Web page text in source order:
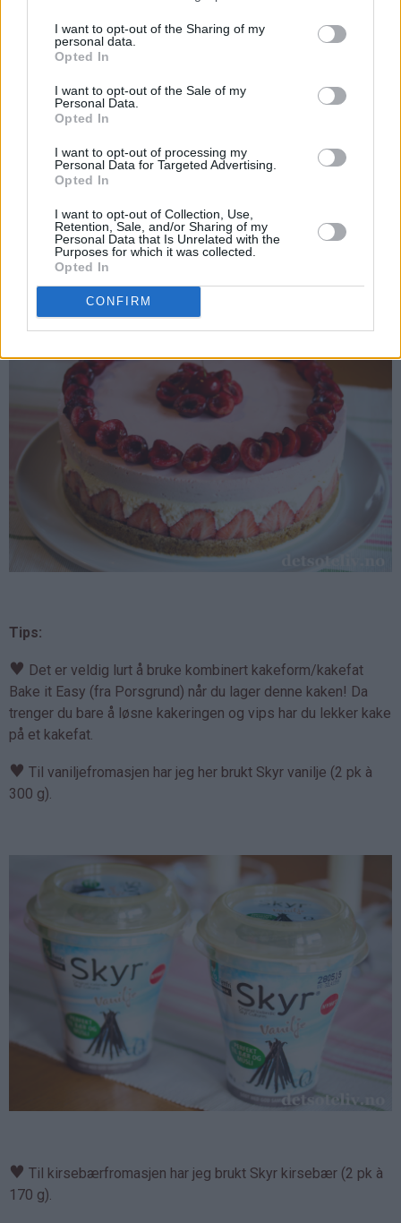
I want to opt-out of the Sharing of my
personal data.
Opted In
I want to opt-out of the Sale of my
Personal Data.
Opted In
I want to opt-out of processing my
Personal Data for Targeted Advertising.
Opted In
I want to opt-out of Collection, Use,
Retention, Sale, and/or Sharing of my
Personal Data that Is Unrelated with the
Purposes for which it was collected.
Opted In
CONFIRM
Pynt kaken med friske, søte moreller!
Tips:
♥ Det er veldig lurt å bruke kombinert kakeform/kakefat
Bake it Easy (fra Porsgrund) når du lager denne kaken! Da
trenger du bare å løsne kakeringen og vips har du lekker kake
på et kakefat.
♥ Til vaniljefromasjen har jeg her brukt Skyr vanilje (2 pk à
300 g).
♥ Til kirsebærfromasjen har jeg brukt Skyr kirsebær (2 pk à
170 g).